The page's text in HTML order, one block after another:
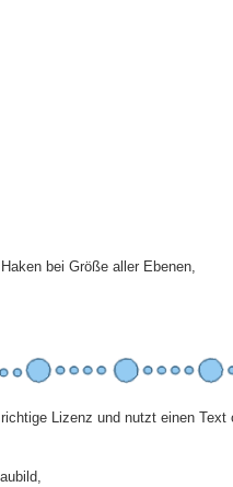
bei Größe aller Ebenen,
Lizenz und nutzt einen Text